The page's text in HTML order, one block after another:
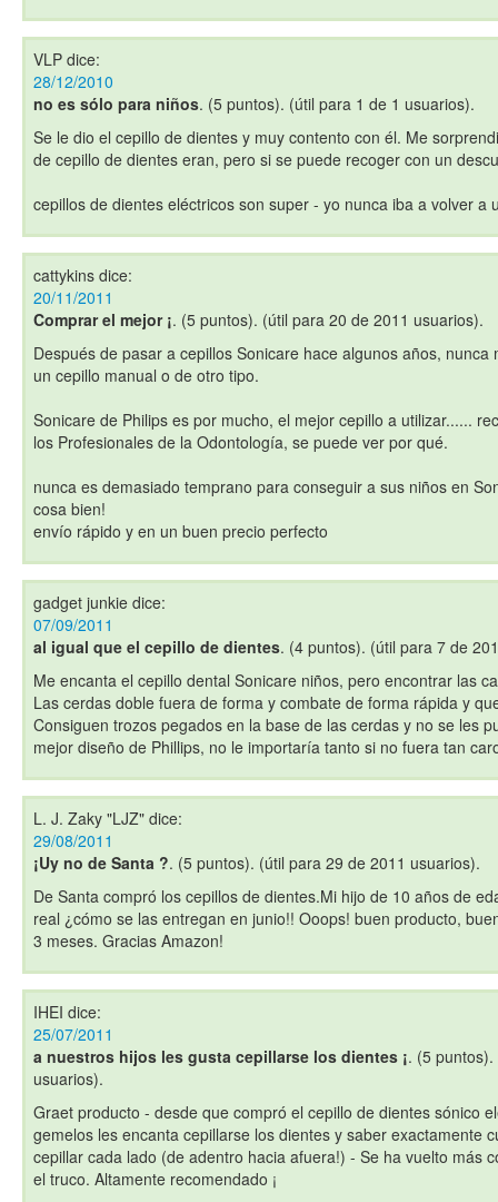
VLP dice:
28/12/2010
no es sólo para niños. (5 puntos). (útil para 1 de 1 usuarios).
Se le dio el cepillo de dientes y muy contento con él. Me
de cepillo de dientes eran, pero si se puede recoger con un
cepillos de dientes eléctricos son super - yo nunca iba a volver a
cattykins dice:
20/11/2011
Comprar el mejor ¡. (5 puntos). (útil para 20 de 2011 usuarios).
Después de pasar a cepillos Sonicare hace algunos años,
un cepillo manual o de otro tipo.
Sonicare de Philips es por mucho, el mejor cepillo a utilizar......
los Profesionales de la Odontología, se puede ver por qué.
nunca es demasiado temprano para conseguir a sus niños en
cosa bien!
envío rápido y en un buen precio perfecto
gadget junkie dice:
07/09/2011
al igual que el cepillo de dientes. (4 puntos). (útil para 7 de
Me encanta el cepillo dental Sonicare niños, pero encontrar las
Las cerdas doble fuera de forma y combate de forma rápida y
Consiguen trozos pegados en la base de las cerdas y no se les
mejor diseño de Phillips, no le importaría tanto si no fuera tan
L. J. Zaky "LJZ" dice:
29/08/2011
¡Uy no de Santa ?. (5 puntos). (útil para 29 de 2011 usuarios).
De Santa compró los cepillos de dientes.Mi hijo de 10 años de
real ¿cómo se las entregan en junio!! Ooops! buen producto,
3 meses. Gracias Amazon!
IHEI dice:
25/07/2011
a nuestros hijos les gusta cepillarse los dientes ¡. (5
usuarios).
Graet producto - desde que compró el cepillo de dientes sónico
gemelos les encanta cepillarse los dientes y saber exactamente
cepillar cada lado (de adentro hacia afuera!) - Se ha vuelto más
el truco. Altamente recomendado ¡